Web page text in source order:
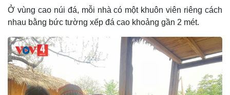
Ở vùng cao núi đá, mỗi nhà có một khuôn viên riêng cách
nhau bằng bức tường xếp đá cao khoảng gần 2 mét.